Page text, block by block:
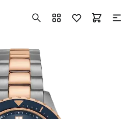
+7 ( 705 ) 181-42-50
info@vetervremeni.kz